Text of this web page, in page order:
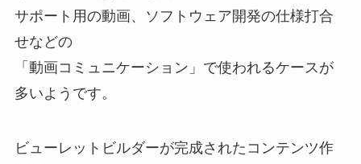
サポート用の動画、ソフトウェア開発の仕様打合
せなどの
「動画コミュニケーション」で使われるケースが
多いようです。
ビューレットビルダーが完成されたコンテンツ作